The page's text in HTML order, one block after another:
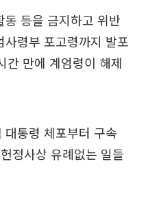
등을 금지하고 위반
령부 포고령까지 발포
간 만에 계엄령이 해제
통령 체포부터 구속
정사상 유례없는 일들